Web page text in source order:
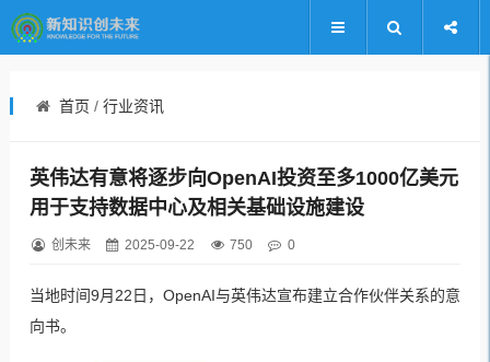
首页 / 行业资讯
英伟达有意将逐步向OpenAI投资至多1000亿美元
用于支持数据中心及相关基础设施建设
创未来 2025-09-22 750 0
当地时间9月22日，OpenAI与英伟达宣布建立合作伙伴关系的意
向书。